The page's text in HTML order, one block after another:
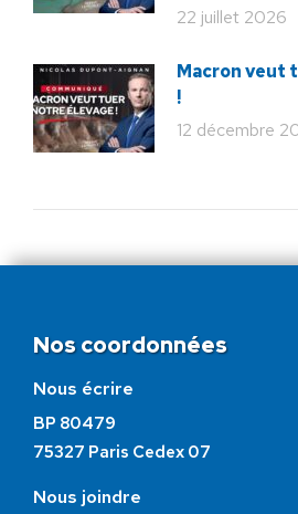
22 juillet 2026
Macron veut
!
12 décembre
Nos coordonnées
Nous écrire
BP 80479
75327 Paris Cedex 07
Nous joindre